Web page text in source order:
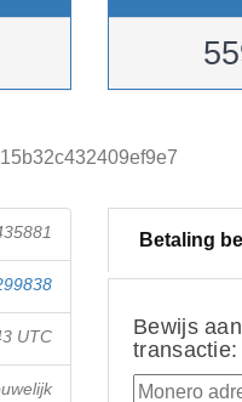
UTC
Betaling
Bewijs
transactie: